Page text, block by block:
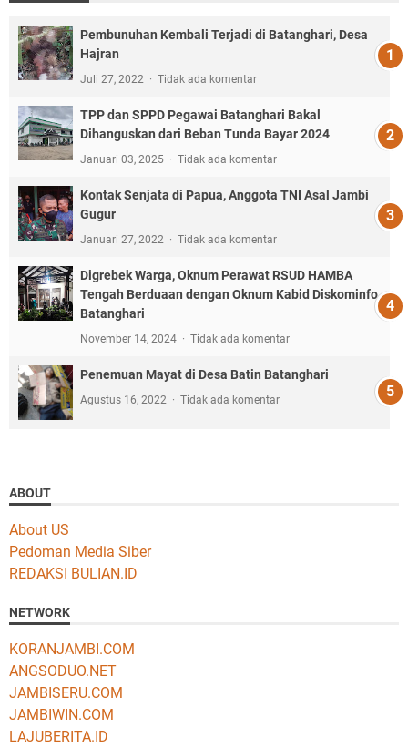
Pembunuhan Kembali Terjadi di Batanghari, Desa
Hajran
Juli 27, 2022 Tidak ada komentar
TPP dan SPPD Pegawai Batanghari Bakal
Dihanguskan dari Beban Tunda Bayar 2024
Januari 03, 2025 Tidak ada komentar
Kontak Senjata di Papua, Anggota TNI Asal Jambi
Gugur
Januari 27, 2022 Tidak ada komentar
Digrebek Warga, Oknum Perawat RSUD HAMBA
Tengah Berduaan dengan Oknum Kabid Diskominfo
Batanghari
November 14, 2024 Tidak ada komentar
Penemuan Mayat di Desa Batin Batanghari
Agustus 16, 2022 Tidak ada komentar
ABOUT
About US
Pedoman Media Siber
REDAKSI BULIAN.ID
NETWORK
KORANJAMBI.COM
ANGSODUO.NET
JAMBISERU.COM
JAMBIWIN.COM
LAJUBERITA.ID